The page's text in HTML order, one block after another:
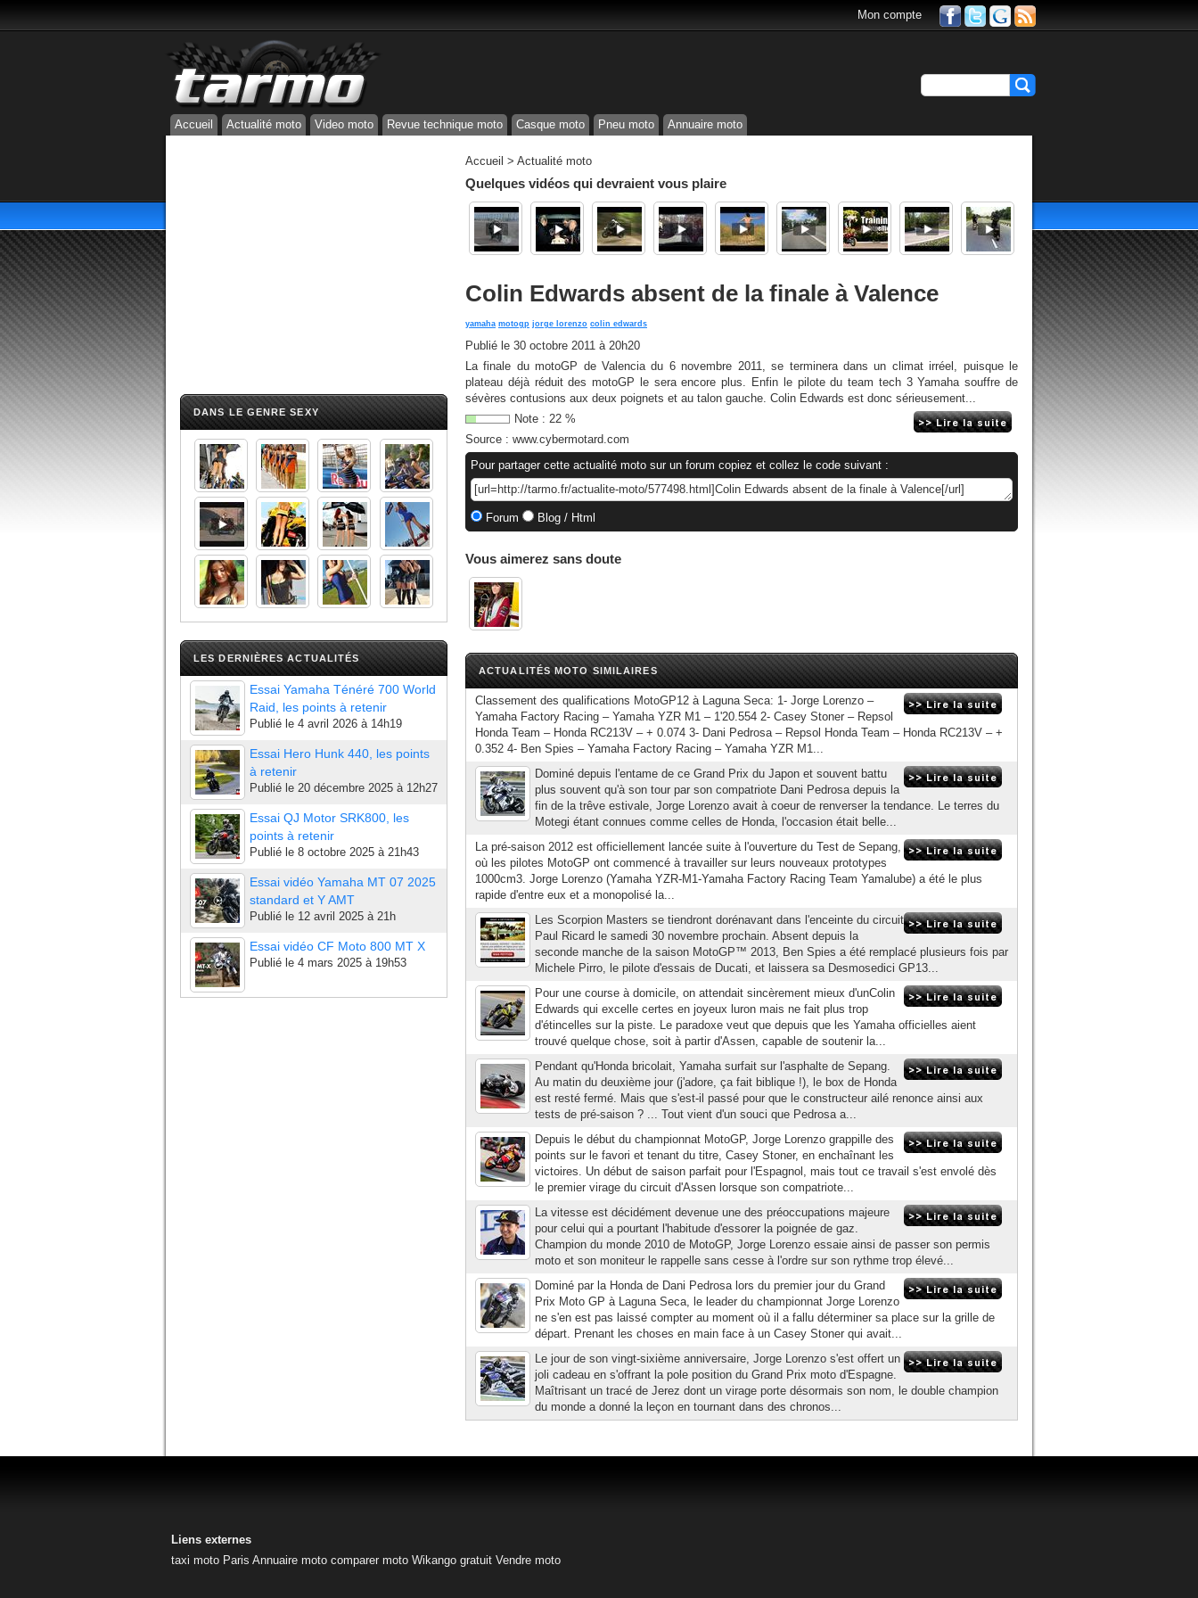
Mon compte
Accueil Actualité moto Video moto Revue technique moto Casque moto Pneu moto Annuaire moto
DANS LE GENRE SEXY
LES DERNIÈRES ACTUALITÉS
Essai Yamaha Ténéré 700 World
Raid, les points à retenir
Publié le 4 avril 2026 à 14h19
Essai Hero Hunk 440, les points
à retenir
Publié le 20 décembre 2025 à 12h27
Essai QJ Motor SRK800, les
points à retenir
Publié le 8 octobre 2025 à 21h43
Essai vidéo Yamaha MT 07 2025
standard et Y AMT
Publié le 12 avril 2025 à 21h
Essai vidéo CF Moto 800 MT X
Publié le 4 mars 2025 à 19h53
Accueil > Actualité moto
Quelques vidéos qui devraient vous plaire
Colin Edwards absent de la finale à Valence
yamaha motogp jorge lorenzo colin edwards
Publié le 30 octobre 2011 à 20h20
La finale du motoGP de Valencia du 6 novembre 2011, se terminera dans un climat irréel, puisque le
plateau déjà réduit des motoGP le sera encore plus. Enfin le pilote du team tech 3 Yamaha souffre de
sévères contusions aux deux poignets et au talon gauche. Colin Edwards est donc sérieusement...
Note : 22 %
Source : www.cybermotard.com
Pour partager cette actualité moto sur un forum copiez et collez le code suivant :
Forum Blog / Html
Vous aimerez sans doute
ACTUALITÉS MOTO SIMILAIRES
Classement des qualifications MotoGP12 à Laguna Seca: 1- Jorge Lorenzo –
Yamaha Factory Racing – Yamaha YZR M1 – 1'20.554 2- Casey Stoner – Repsol
Honda Team – Honda RC213V – + 0.074 3- Dani Pedrosa – Repsol Honda Team – Honda RC213V – +
0.352 4- Ben Spies – Yamaha Factory Racing – Yamaha YZR M1...
Dominé depuis l'entame de ce Grand Prix du Japon et souvent battu
plus souvent qu'à son tour par son compatriote Dani Pedrosa depuis la
fin de la trêve estivale, Jorge Lorenzo avait à coeur de renverser la tendance. Le terres du
Motegi étant connues comme celles de Honda, l'occasion était belle...
La pré-saison 2012 est officiellement lancée suite à l'ouverture du Test de Sepang,
où les pilotes MotoGP ont commencé à travailler sur leurs nouveaux prototypes
1000cm3. Jorge Lorenzo (Yamaha YZR-M1-Yamaha Factory Racing Team Yamalube) a été le plus
rapide d'entre eux et a monopolisé la...
Les Scorpion Masters se tiendront dorénavant dans l'enceinte du circuit
Paul Ricard le samedi 30 novembre prochain. Absent depuis la
seconde manche de la saison MotoGP™ 2013, Ben Spies a été remplacé plusieurs fois par
Michele Pirro, le pilote d'essais de Ducati, et laissera sa Desmosedici GP13...
Pour une course à domicile, on attendait sincèrement mieux d'unColin
Edwards qui excelle certes en joyeux luron mais ne fait plus trop
d'étincelles sur la piste. Le paradoxe veut que depuis que les Yamaha officielles aient
trouvé quelque chose, soit à partir d'Assen, capable de soutenir la...
Pendant qu'Honda bricolait, Yamaha surfait sur l'asphalte de Sepang.
Au matin du deuxième jour (j'adore, ça fait biblique !), le box de Honda
est resté fermé. Mais que s'est-il passé pour que le constructeur ailé renonce ainsi aux
tests de pré-saison ? ... Tout vient d'un souci que Pedrosa a...
Depuis le début du championnat MotoGP, Jorge Lorenzo grappille des
points sur le favori et tenant du titre, Casey Stoner, en enchaînant les
victoires. Un début de saison parfait pour l'Espagnol, mais tout ce travail s'est envolé dès
le premier virage du circuit d'Assen lorsque son compatriote...
La vitesse est décidément devenue une des préoccupations majeure
pour celui qui a pourtant l'habitude d'essorer la poignée de gaz.
Champion du monde 2010 de MotoGP, Jorge Lorenzo essaie ainsi de passer son permis
moto et son moniteur le rappelle sans cesse à l'ordre sur son rythme trop élevé...
Dominé par la Honda de Dani Pedrosa lors du premier jour du Grand
Prix Moto GP à Laguna Seca, le leader du championnat Jorge Lorenzo
ne s'en est pas laissé compter au moment où il a fallu déterminer sa place sur la grille de
départ. Prenant les choses en main face à un Casey Stoner qui avait...
Le jour de son vingt-sixième anniversaire, Jorge Lorenzo s'est offert un
joli cadeau en s'offrant la pole position du Grand Prix moto d'Espagne.
Maîtrisant un tracé de Jerez dont un virage porte désormais son nom, le double champion
du monde a donné la leçon en tournant dans des chronos...
Liens externes
taxi moto Paris Annuaire moto comparer moto Wikango gratuit Vendre moto